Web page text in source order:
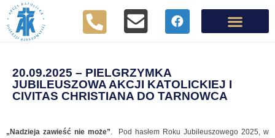
20.09.2025 – PIELGRZYMKA
JUBILEUSZOWA AKCJI KATOLICKIEJ I
CIVITAS CHRISTIANA DO TARNOWCA
„Nadzieja zawieść nie może”. Pod hasłem Roku Jubileuszowego 2025, w